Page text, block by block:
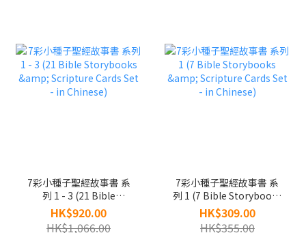
7彩小種子聖經故事書 系
列 1 - 3 (21 Bible
Storybooks & Scripture
Cards Set - in Chinese)
HK$920.00
HK$1,066.00
7彩小種子聖經故事書 系
列 1 (7 Bible Storybooks
& Scripture Cards Set -
in Chinese)
HK$309.00
HK$355.00